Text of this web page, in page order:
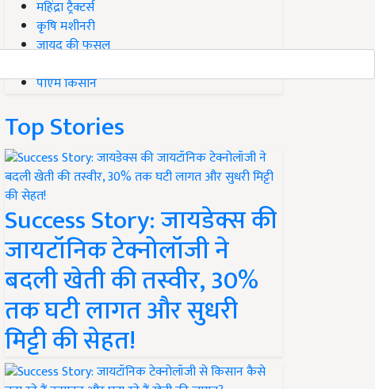
महिंद्रा ट्रैक्टर्स
कृषि मशीनरी
जायद की फसल
पीएम किसान
Top Stories
Success Story: जायडेक्स की
जायटॉनिक टेक्नोलॉजी ने
बदली खेती की तस्वीर, 30%
तक घटी लागत और सुधरी
मिट्टी की सेहत!